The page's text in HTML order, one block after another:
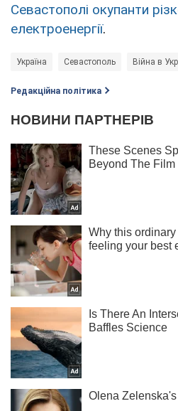
Севастополі окупанти
електроенергії.
Україна Севастополь Війна в
Редакційна політика